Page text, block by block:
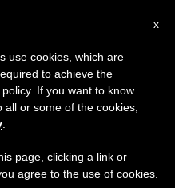
×
haremos la pausa
el periodo de verano
y también el
x
use cookies, which are
to achieve the
If you want to know
or some of the cookies,
page, clicking a link or
agree to the use of cookies.